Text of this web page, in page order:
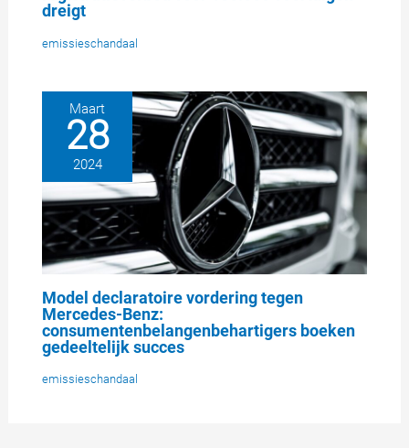
dreigt
emissieschandaal
Maart
28
2024
Model declaratoire vordering tegen
Mercedes-Benz:
consumentenbelangenbehartigers boeken
gedeeltelijk succes
emissieschandaal